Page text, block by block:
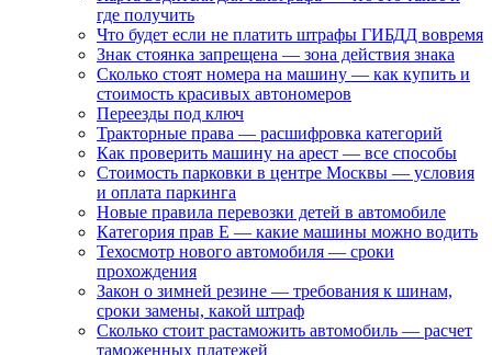
где получить
Что будет если не платить штрафы ГИБДД вовремя
Знак стоянка запрещена — зона действия знака
Сколько стоят номера на машину — как купить и
стоимость красивых автономеров
Переезды под ключ
Тракторные права — расшифровка категорий
Как проверить машину на арест — все способы
Стоимость парковки в центре Москвы — условия
и оплата паркинга
Новые правила перевозки детей в автомобиле
Категория прав Е — какие машины можно водить
Техосмотр нового автомобиля — сроки
прохождения
Закон о зимней резине — требования к шинам,
сроки замены, какой штраф
Сколько стоит растаможить автомобиль — расчет
таможенных платежей